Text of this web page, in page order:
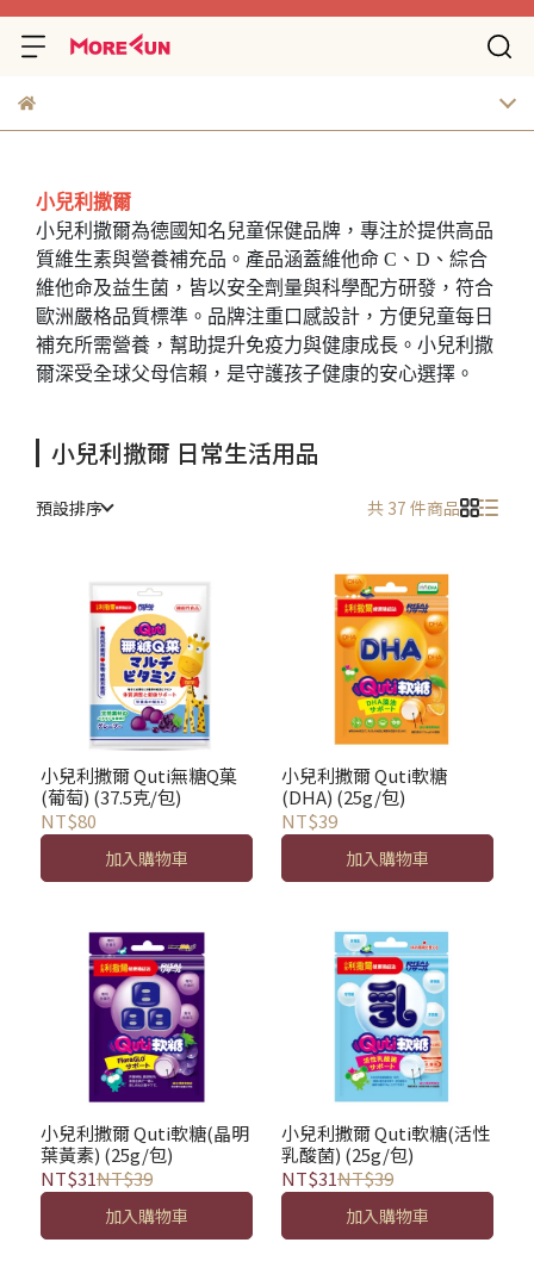
小兒利撒爾
小兒利撒爾為德國知名兒童保健品牌，專注於提供高品
質維生素與營養補充品。產品涵蓋維他命 C、D、綜合
維他命及益生菌，皆以安全劑量與科學配方研發，符合
歐洲嚴格品質標準。品牌注重口感設計，方便兒童每日
補充所需營養，幫助提升免疫力與健康成長。小兒利撒
爾深受全球父母信賴，是守護孩子健康的安心選擇。
小兒利撒爾 日常生活用品
預設排序 共 37 件商品
小兒利撒爾 Quti無糖Q菓
(葡萄) (37.5克/包)
NT$80
加入購物車
小兒利撒爾 Quti軟糖
(DHA) (25g/包)
NT$39
加入購物車
小兒利撒爾 Quti軟糖(晶明
葉黃素) (25g/包)
NT$31NT$39
加入購物車
小兒利撒爾 Quti軟糖(活性
乳酸菌) (25g/包)
NT$31NT$39
加入購物車